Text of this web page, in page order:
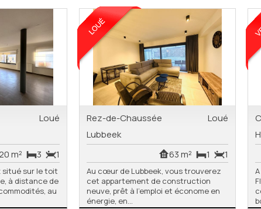
Loué
1
3
m²
situé sur le toit
à distance de
au
Rez-de-Chaussée
Loué
Lubbeek
1
1
63 m²
Au cœur de Lubbeek, vous trouverez
cet appartement de construction
neuve, prêt à l'emploi et économe en
énergie, en...